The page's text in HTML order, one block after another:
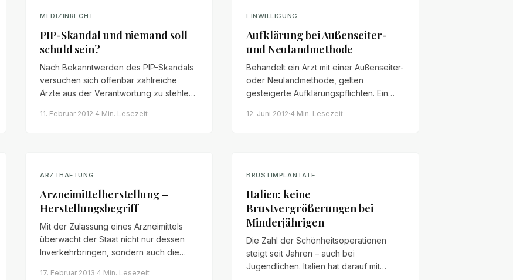
MEDIZINRECHT
PIP-Skandal und niemand soll
schuld sein?
Nach Bekanntwerden des PIP-Skandals
versuchen sich offenbar zahlreiche
Ärzte aus der Verantwortung zu stehlen.
Implantate jedoch früh bekannt – und die
11. Februar 2012·4 Min. Lesezeit
EINWILLIGUNG
Aufklärung bei Außenseiter-
und Neulandmethode
Behandelt ein Arzt mit einer Außenseiter-
oder Neulandmethode, gelten
gesteigerte Aufklärungspflichten. Ein
Entscheidungskonflikt und mögliche
12. Juni 2012·4 Min. Lesezeit
ARZTHAFTUNG
Arzneimittelherstellung –
Herstellungsbegriff
Mit der Zulassung eines Arzneimittels
überwacht der Staat nicht nur dessen
Inverkehrbringen, sondern auch die
Überblick über den Herstellungsbegriff
17. Februar 2013·4 Min. Lesezeit
BRUSTIMPLANTATE
Italien: keine
Brustvergrößerungen bei
Minderjährigen
Die Zahl der Schönheitsoperationen
steigt seit Jahren – auch bei
Jugendlichen. Italien hat darauf mit